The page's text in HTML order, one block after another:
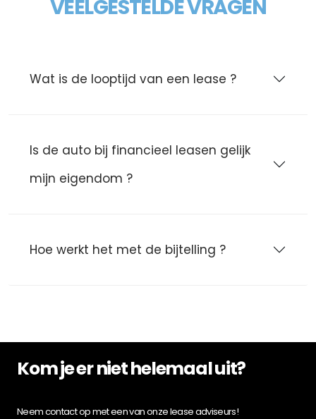
VEELGESTELDE VRAGEN
Wat is de looptijd van een lease ?
Is de auto bij financieel leasen gelijk
mijn eigendom ?
Hoe werkt het met de bijtelling ?
Kom je er niet helemaal uit?
Neem contact op met een van onze lease adviseurs!